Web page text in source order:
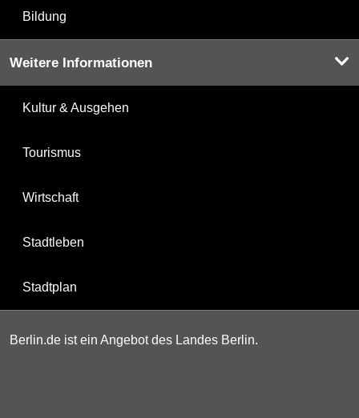
Bildung
Weitere Informationen
Kultur & Ausgehen
Tourismus
Wirtschaft
Stadtleben
Stadtplan
Berlin.de ist ein Angebot des Landes Berlin.